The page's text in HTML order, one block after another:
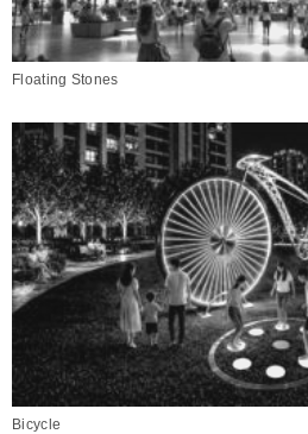
Floating Stones
Bicycle